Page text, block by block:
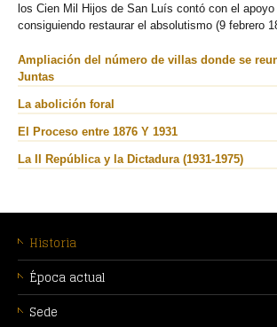
los Cien Mil Hijos de San Luís contó con el
consiguiendo restaurar el absolutismo (9 febrero
Ampliación del número de villas donde se
Juntas
La abolición foral
El Proceso entre 1876 Y 1931
La II República y la Dictadura (1931-1975)
CONTEXTUAL
Historia
Época actual
Sede